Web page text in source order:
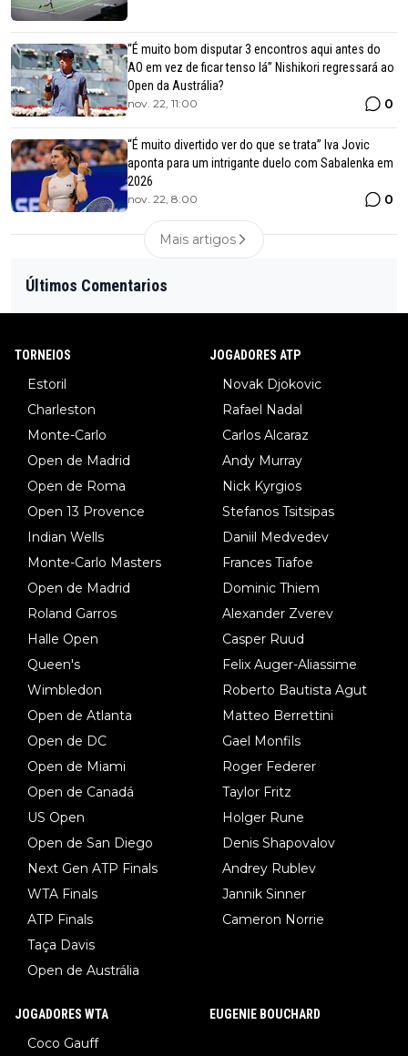
“É muito bom disputar 3 encontros aqui antes do
AO em vez de ficar tenso lá” Nishikori regressará ao
Open da Austrália?
nov. 22, 11:00 0
“É muito divertido ver do que se trata” Iva Jovic
aponta para um intrigante duelo com Sabalenka em
2026
nov. 22, 8:00 0
Mais artigos
Últimos Comentarios
TORNEIOS
Estoril
Charleston
Monte-Carlo
Open de Madrid
Open de Roma
Open 13 Provence
Indian Wells
Monte-Carlo Masters
Open de Madrid
Roland Garros
Halle Open
Queen's
Wimbledon
Open de Atlanta
Open de DC
Open de Miami
Open de Canadá
US Open
Open de San Diego
Next Gen ATP Finals
WTA Finals
ATP Finals
Taça Davis
Open de Austrália
JOGADORES ATP
Novak Djokovic
Rafael Nadal
Carlos Alcaraz
Andy Murray
Nick Kyrgios
Stefanos Tsitsipas
Daniil Medvedev
Frances Tiafoe
Dominic Thiem
Alexander Zverev
Casper Ruud
Felix Auger-Aliassime
Roberto Bautista Agut
Matteo Berrettini
Gael Monfils
Roger Federer
Taylor Fritz
Holger Rune
Denis Shapovalov
Andrey Rublev
Jannik Sinner
Cameron Norrie
JOGADORES WTA
Coco Gauff
EUGENIE BOUCHARD